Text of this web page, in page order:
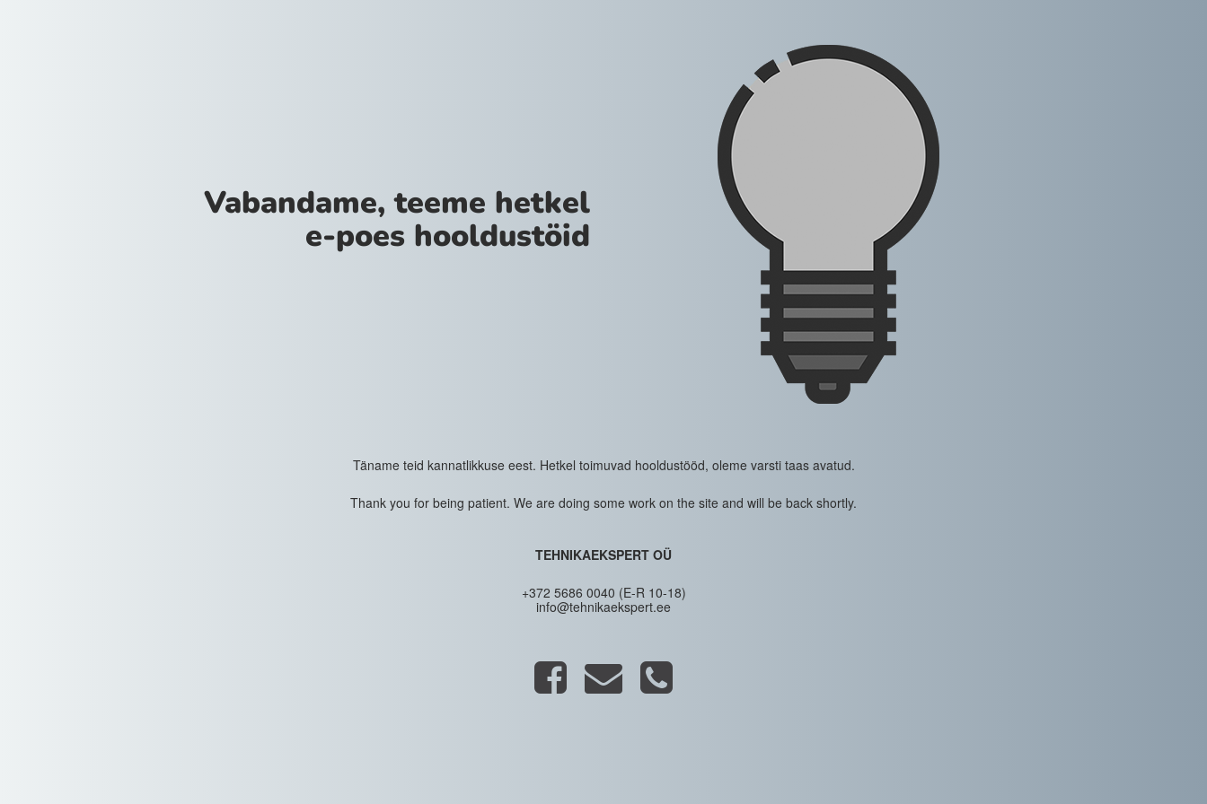
Vabandame, teeme hetkel
e-poes hooldustöid
Täname teid kannatlikkuse eest. Hetkel toimuvad hooldustööd, oleme varsti taas avatud.
Thank you for being patient. We are doing some work on the site and will be back shortly.
TEHNIKAEKSPERT OÜ
+372 5686 0040 (E-R 10-18)
info@tehnikaekspert.ee